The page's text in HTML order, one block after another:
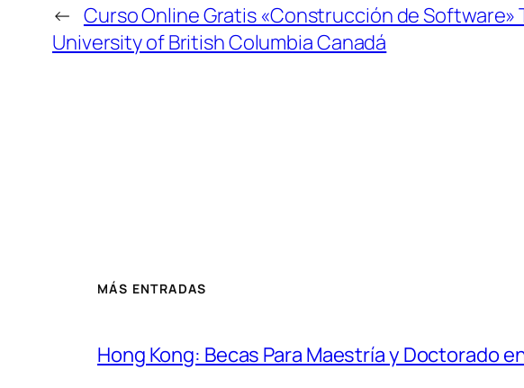
← Curso Online Gratis «Construcción de Software»
University of British Columbia Canadá
MÁS ENTRADAS
Hong Kong: Becas Para Maestría y Doctorado